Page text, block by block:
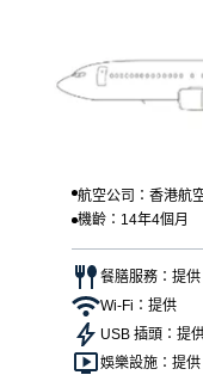
航空公司：香港航
機齡：14年4個月
餐膳服務：提供
Wi-Fi：提供
USB 插頭：提
娛樂設施：提供